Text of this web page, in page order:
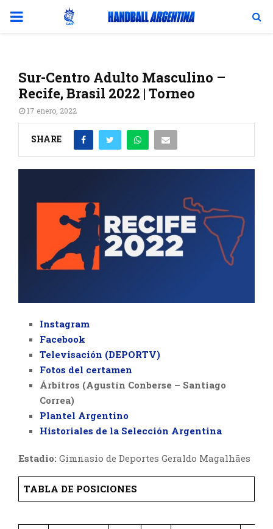
PRIMARY
Sur-Centro Adulto Masculino –
Recife, Brasil 2022 | Torneo
17 enero, 2022
SHARE
Instagram
Facebook
Televisación (DEPORTV)
Fotos del certamen
Árbitros (Agustín Conberse – Santiago
Correa)
Plantel Argentino
Historiales de la Selección Argentina
Estadio: Gimnasio de Deportes Geraldo Magalhães
TABLA DE POSICIONES